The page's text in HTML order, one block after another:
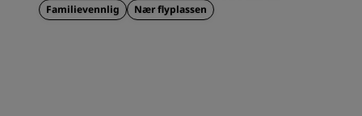
Familievennlig
Nær flyplassen